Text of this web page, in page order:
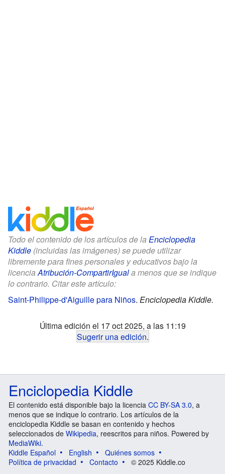
Todo el contenido de los artículos de la Enciclopedia
Kiddle (incluidas las imágenes) se puede utilizar
libremente para fines personales y educativos bajo la
licenciaAtribución-CompartirIguala menos que se indique
lo contrario. Citar este artículo:
Saint-Philippe-d'Aiguille para Niños. Enciclopedia Kiddle.
Última edición el 17 oct 2025, a las 11:19
Sugerir una edición.
Enciclopedia Kiddle
El contenido está disponible bajo la licencia CC BY-SA 3.0, a
menos que se indique lo contrario. Los artículos de la
enciclopedia Kiddle se basan en contenido y hechos
seleccionados de Wikipedia, reescritos para niños. Powered by
MediaWiki.
Kiddle Español
English
Quiénes somos
Política de privacidad
Contacto © 2025 Kiddle.co